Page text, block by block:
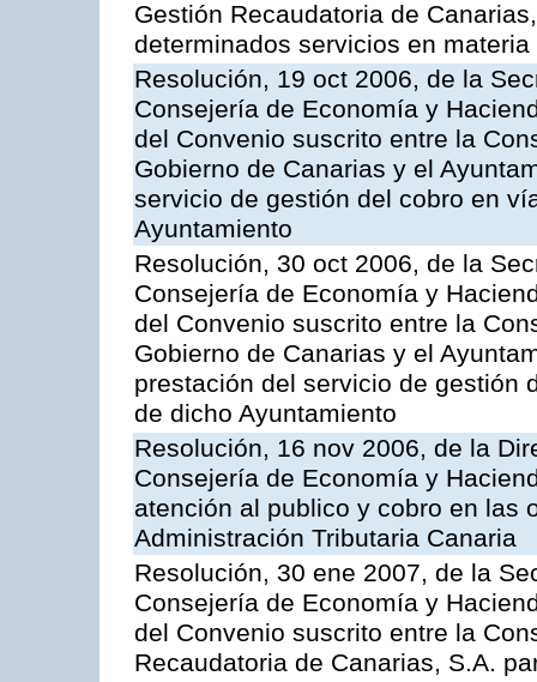
Gestión Recaudatoria de
determinados servicios en materia
Resolución, 19 oct 2006, de la
Consejería de Economía y
del Convenio suscrito entre la
Gobierno de Canarias y el
servicio de gestión del cobro en
Ayuntamiento
Resolución, 30 oct 2006, de la
Consejería de Economía y
del Convenio suscrito entre la
Gobierno de Canarias y el
prestación del servicio de gestión
de dicho Ayuntamiento
Resolución, 16 nov 2006, de la
Consejería de Economía y
atención al publico y cobro en las
Administración Tributaria Canaria
Resolución, 30 ene 2007, de la
Consejería de Economía y
del Convenio suscrito entre la
Recaudatoria de Canarias, S.A.